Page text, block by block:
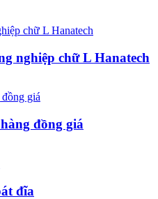
nghiệp chữ L Hanatech
đồng giá
đĩa